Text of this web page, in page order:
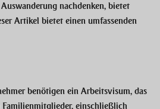
nachdenken, bietet
Artikel bietet einen umfassenden
benötigen ein Arbeitsvisum, das
einschließlich